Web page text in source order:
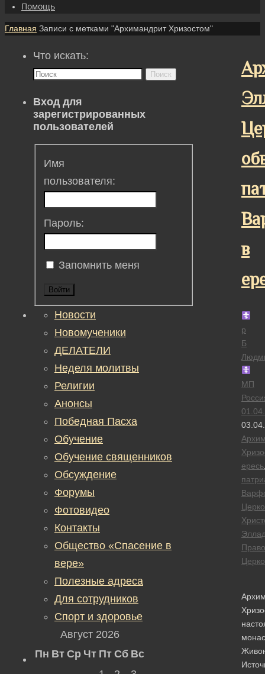
Помощь
Главная Записи с метками "Архимандрит Хризостом"
в
р
Б
МП
ересь
Что искать:
Поиск
Вход для
зарегистрированных
пользователей
Имя
пользователя:
Пароль:
Запомнить меня
Войти
Новости
Новомученики
ДЕЛАТЕЛИ
Неделя молитвы
Религии
Анонсы
Победная Пасха
Обучение
Обучение священников
Обсуждение
Форумы
Фотовидео
Контакты
Общество «Спасение в
вере»
Полезные адреса
Для сотрудников
Спорт и здоровье
Август 2026
Пн Вт Ср Чт Пт Сб Вс